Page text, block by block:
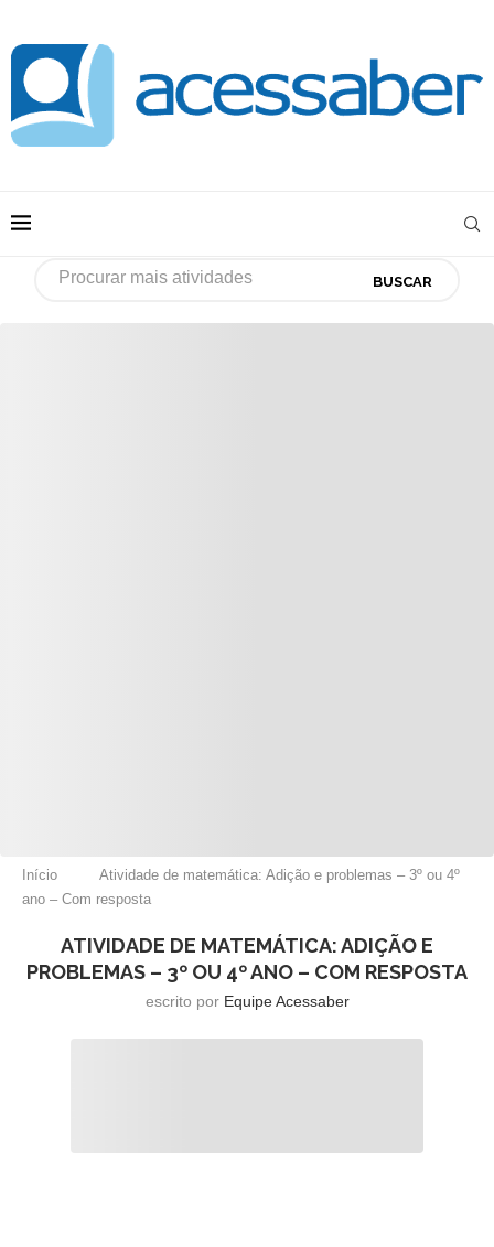
BUSCAR
Início
Atividade de matemática: Adição e problemas – 3º ou 4º
ano – Com resposta
ATIVIDADE DE MATEMÁTICA: ADIÇÃO E
PROBLEMAS – 3º OU 4º ANO – COM RESPOSTA
escrito por Equipe Acessaber